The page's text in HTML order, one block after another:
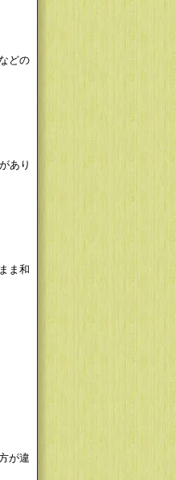
どの
あり
ま和
が違